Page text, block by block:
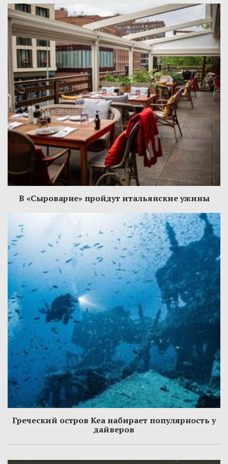
В «Сыроварне» пройдут итальянские ужины
Греческий остров Кеа набирает популярность у
дайверов